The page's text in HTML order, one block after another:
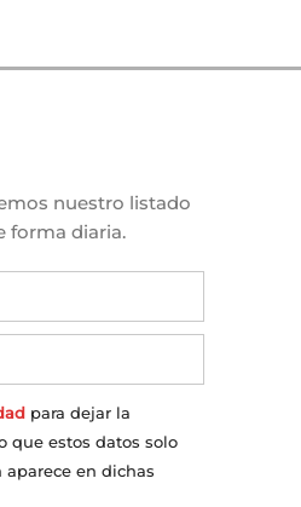
nuestro listado
forma diaria.
para dejar la
que estos datos solo
en dichas